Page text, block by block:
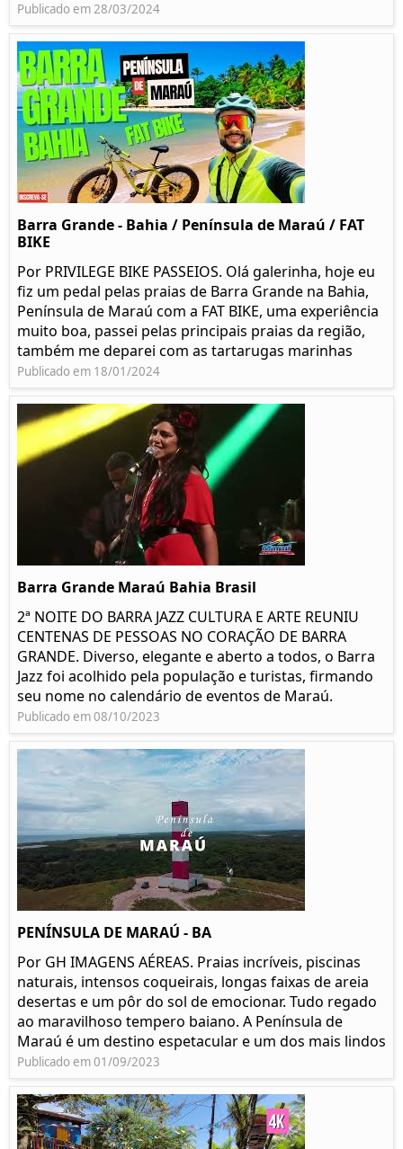
Publicado em 28/03/2024
Barra Grande - Bahia / Península de Maraú / FAT
BIKE
Por PRIVILEGE BIKE PASSEIOS. Olá galerinha, hoje eu
fiz um pedal pelas praias de Barra Grande na Bahia,
Península de Maraú com a FAT BIKE, uma experiência
muito boa, passei pelas principais praias da região,
também me deparei com as tartarugas marinhas
Publicado em 18/01/2024
Barra Grande Maraú Bahia Brasil
2ª NOITE DO BARRA JAZZ CULTURA E ARTE REUNIU
CENTENAS DE PESSOAS NO CORAÇÃO DE BARRA
GRANDE. Diverso, elegante e aberto a todos, o Barra
Jazz foi acolhido pela população e turistas, firmando
seu nome no calendário de eventos de Maraú.
Publicado em 08/10/2023
PENÍNSULA DE MARAÚ - BA
Por GH IMAGENS AÉREAS. Praias incríveis, piscinas
naturais, intensos coqueirais, longas faixas de areia
desertas e um pôr do sol de emocionar. Tudo regado
ao maravilhoso tempero baiano. A Península de
Maraú é um destino espetacular e um dos mais lindos
Publicado em 01/09/2023